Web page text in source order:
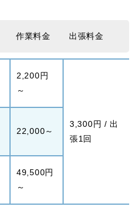
作業料金 出張料金
2,200円
～
3,300円 / 出
張1回
22,000～
49,500円
～